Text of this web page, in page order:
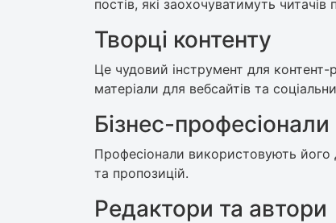
постів, які заохочуватимуть
Творці контенту
Це чудовий інструмент для контент-
матеріали для вебсайтів та
Бізнес-професіонали
Професіонали використовують його
та пропозицій.
Редактори та автори